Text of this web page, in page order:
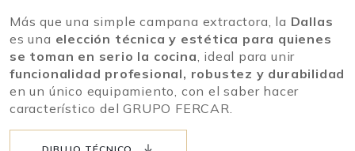
Más que una simple campana extractora, la Dallas
es una elección técnica y estética para quienes
se toman en serio la cocina , ideal para unir
funcionalidad profesional, robustez y durabilidad
en un único equipamiento, con el saber hacer
característico del GRUPO FERCAR.